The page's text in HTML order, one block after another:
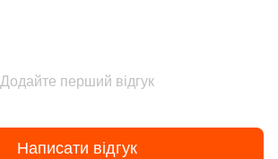
Додайте перший відгук
Написати відгук